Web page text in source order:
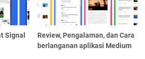
Signal
Review, Pengalaman, dan Cara
berlanganan aplikasi Medium